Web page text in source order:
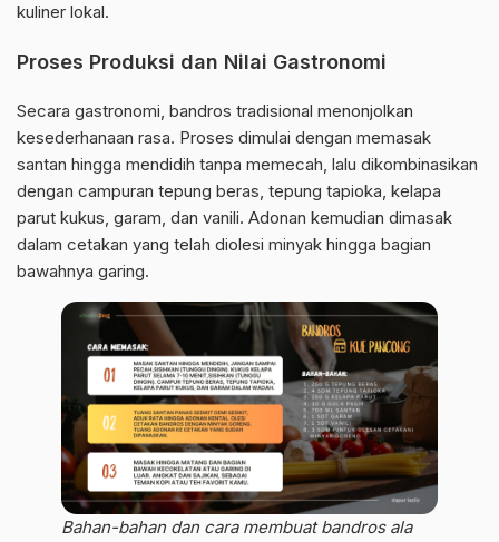
kuliner lokal.
Proses Produksi dan Nilai Gastronomi
Secara gastronomi, bandros tradisional menonjolkan
kesederhanaan rasa. Proses dimulai dengan memasak
santan hingga mendidih tanpa memecah, lalu dikombinasikan
dengan campuran tepung beras, tepung tapioka, kelapa
parut kukus, garam, dan vanili. Adonan kemudian dimasak
dalam cetakan yang telah diolesi minyak hingga bagian
bawahnya garing.
Bahan-bahan dan cara membuat bandros ala